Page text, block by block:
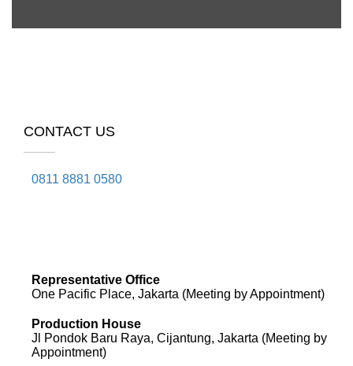
CONTACT US
0811 8881 0580
Representative Office
One Pacific Place, Jakarta (Meeting by Appointment)
Production House
Jl Pondok Baru Raya, Cijantung, Jakarta (Meeting by
Appointment)